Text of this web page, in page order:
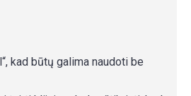
kad būtų galima naudoti be